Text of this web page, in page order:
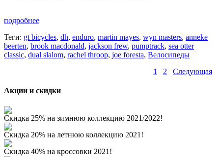
подробнее
Теги: gt bicycles, dh, enduro, martin mayes, wyn masters, anneke
beerten, brook macdonald, jackson frew, pumptrack, sea otter
classic, dual slalom, rachel throop, joe foresta, Велосипеды
1
2 Следующая
Акции и скидки
Скидка 25% на зимнюю коллекцию 2021/2022!
Скидка 20% на летнюю коллекцию 2021!
Скидка 40% на кроссовки 2021!